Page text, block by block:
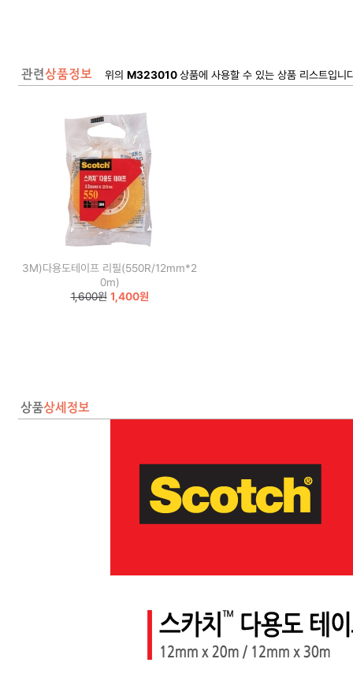
위의 M323010상품에 사용할 수 있는 상품 리스트입니
3M)다용도테이프 리필(550R/12mm*2
0m)
1,600원 1,400원